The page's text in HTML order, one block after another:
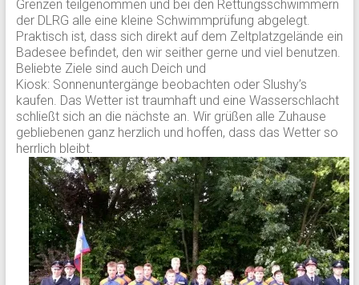
Grenzen teilgenommen und bei den Rettungsschwimmern
der DLRG alle eine kleine Schwimmprüfung abgelegt.
Praktisch ist, dass sich direkt auf dem Zeltplatzgelände ein
Badesee befindet, den wir seither gerne und viel benutzen.
Beliebte Ziele sind auch Deich und
Kiosk: Sonnenuntergänge beobachten oder Slushy’s
kaufen. Das Wetter ist traumhaft und eine Wasserschlacht
schließt sich an die nächste an. Wir grüßen alle Zuhause
gebliebenen ganz herzlich und hoffen, dass das Wetter so
herrlich bleibt.